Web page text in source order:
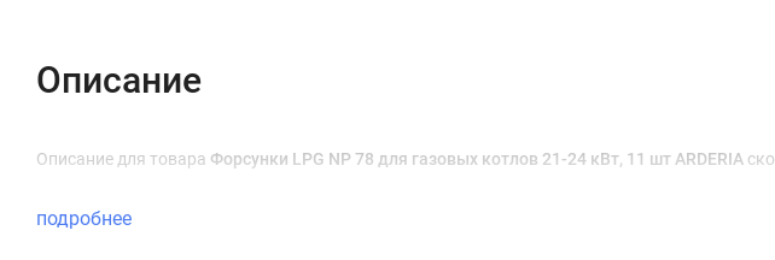
Описание
Описание для товара Форсунки LPG NP 78 для газовых котлов 21-24 кВт, 11 шт ARDERIA
подробнее